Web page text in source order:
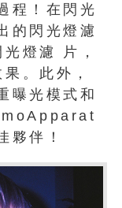
程！在閃光
的閃光燈濾
燈濾 片，
。此外，
曝光模式和
夥伴！